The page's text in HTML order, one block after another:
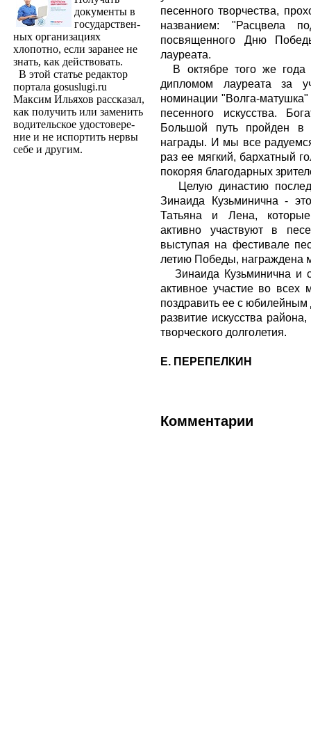
доку­менты в
государствен­
ных организациях
хлопотно, если заранее не
знать, как действовать.
В этой статье редактор
портала gosuslugi.ru
Максим Ильяхов рассказал,
как получить или заменить
водительское удостовере­
ние и не испортить нервы
себе и другим.
песенного творчества,
названием: "Расцвела
посвященного Дню
лауреата.
В октябре того же года
дипломом лауреата за
номинации "Волга-матушка"
песенного искусства.
Большой путь пройден в
награды. И мы все
раз ее мягкий, бархатный
покоряя благодарных
Целую династию
Зинаида Кузьминична -
Татьяна и Лена,
активно участвуют в
выступая на фестивале
летию Победы, награждена
Зинаида Кузьминична и
активное участие во всех
поздравить ее с
развитие искусства
творческого долголетия.
Е. ПЕРЕПЕЛКИН
Комментарии